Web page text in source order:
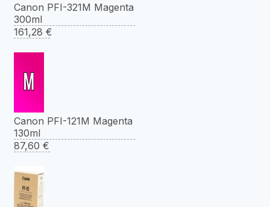
Canon PFI-321M Magenta
300ml
161,28 €
Canon PFI-121M Magenta
130ml
87,60 €